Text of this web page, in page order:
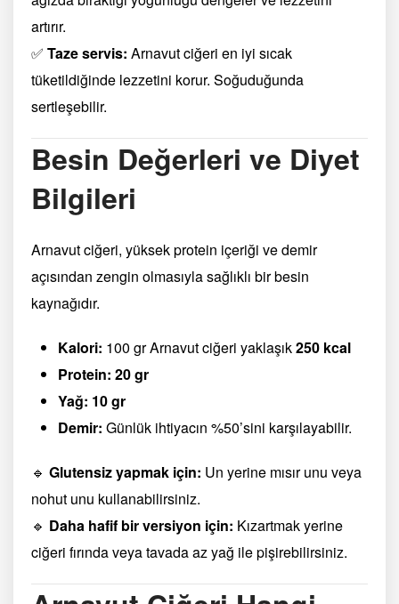
artırır.
✅ Taze servis: Arnavut ciğeri en iyi sıcak
tüketildiğinde lezzetini korur. Soğuduğunda
sertleşebilir.
Besin Değerleri ve Diyet
Bilgileri
Arnavut ciğeri, yüksek protein içeriği ve demir
açısından zengin olmasıyla sağlıklı bir besin
kaynağıdır.
Kalori: 100 gr Arnavut ciğeri yaklaşık250 kcal
Protein: 20 gr
Yağ: 10 gr
Demir: Günlük ihtiyacın %50’sini karşılayabilir.
🔹 Glutensiz yapmak için: Un yerine mısır unu veya
nohut unu kullanabilirsiniz.
🔹 Daha hafif bir versiyon için: Kızartmak yerine
ciğeri fırında veya tavada az yağ ile pişirebilirsiniz.